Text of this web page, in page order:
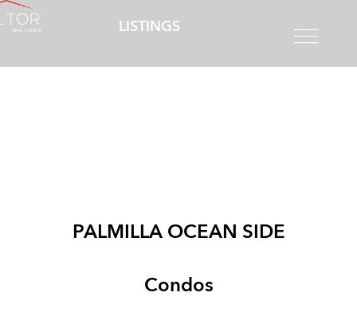
LISTINGS
PALMILLA OCEAN SIDE
Condos